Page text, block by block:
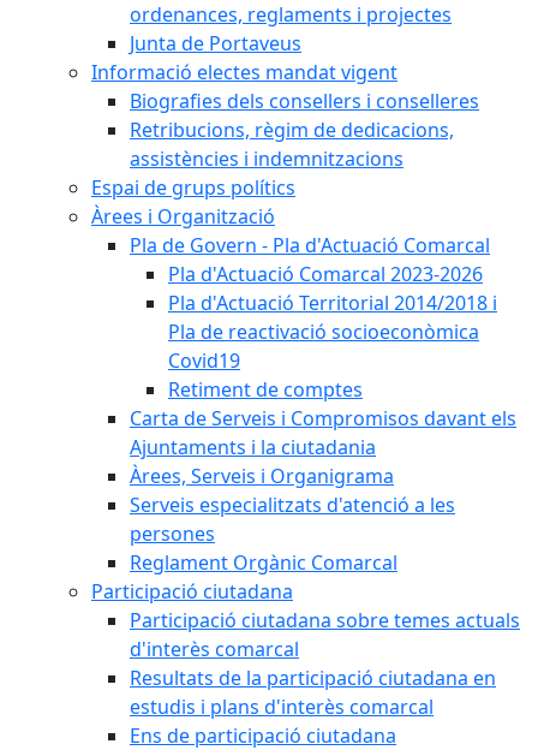
ordenances, reglaments i projectes
Junta de Portaveus
Informació electes mandat vigent
Biografies dels consellers i conselleres
Retribucions, règim de dedicacions,
assistències i indemnitzacions
Espai de grups polítics
Àrees i Organització
Pla de Govern - Pla d'Actuació Comarcal
Pla d'Actuació Comarcal 2023-2026
Pla d'Actuació Territorial 2014/2018 i
Pla de reactivació socioeconòmica
Covid19
Retiment de comptes
Carta de Serveis i Compromisos davant els
Ajuntaments i la ciutadania
Àrees, Serveis i Organigrama
Serveis especialitzats d'atenció a les
persones
Reglament Orgànic Comarcal
Participació ciutadana
Participació ciutadana sobre temes actuals
d'interès comarcal
Resultats de la participació ciutadana en
estudis i plans d'interès comarcal
Ens de participació ciutadana